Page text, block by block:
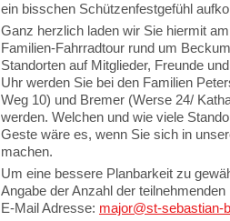
ein bisschen Schützenfestgefühl
Ganz herzlich laden wir Sie hiermit
Familien-Fahrradtour rund um
Standorten auf Mitglieder, Freunde
Uhr werden Sie bei den Familien
Weg 10) und Bremer (Werse 24/
werden. Welchen und wie viele
Geste wäre es, wenn Sie sich in
machen.
Um eine bessere Planbarkeit zu
Angabe der Anzahl der
E-Mail Adresse: major@st-sebastian-